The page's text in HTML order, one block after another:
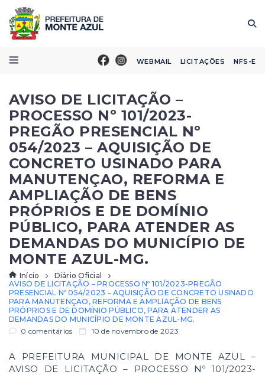
WEBMAIL LICITAÇÕES NFS-E
AVISO DE LICITAÇÃO –
PROCESSO Nº 101/2023-
PREGÃO PRESENCIAL Nº
054/2023 – AQUISIÇÃO DE
CONCRETO USINADO PARA
MANUTENÇAO, REFORMA E
AMPLIAÇÃO DE BENS
PRÓPRIOS E DE DOMÍNIO
PÚBLICO, PARA ATENDER AS
DEMANDAS DO MUNICÍPIO DE
MONTE AZUL-MG.
Início
Diário Oficial
AVISO DE LICITAÇÃO – PROCESSO Nº 101/2023-PREGÃO
PRESENCIAL Nº 054/2023 – AQUISIÇÃO DE CONCRETO USINADO
PARA MANUTENÇAO, REFORMA E AMPLIAÇÃO DE BENS
PRÓPRIOS E DE DOMÍNIO PÚBLICO, PARA ATENDER AS
DEMANDAS DO MUNICÍPIO DE MONTE AZUL-MG.
0 comentários
10 de novembro de 2023
A PREFEITURA MUNICIPAL DE MONTE AZUL –
AVISO DE LICITAÇÃO – PROCESSO Nº 101/2023-